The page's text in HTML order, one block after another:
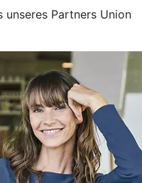
Partners Union